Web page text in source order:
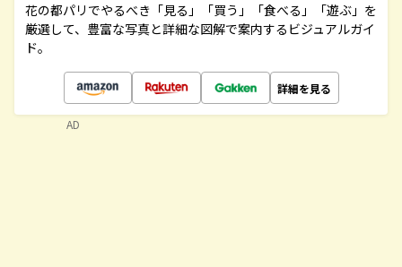
花の都パリでやるべき「見る」「買う」「食べる」「遊ぶ」を
厳選して、豊富な写真と詳細な図解で案内するビジュアルガイ
ド。
詳細を見る
AD